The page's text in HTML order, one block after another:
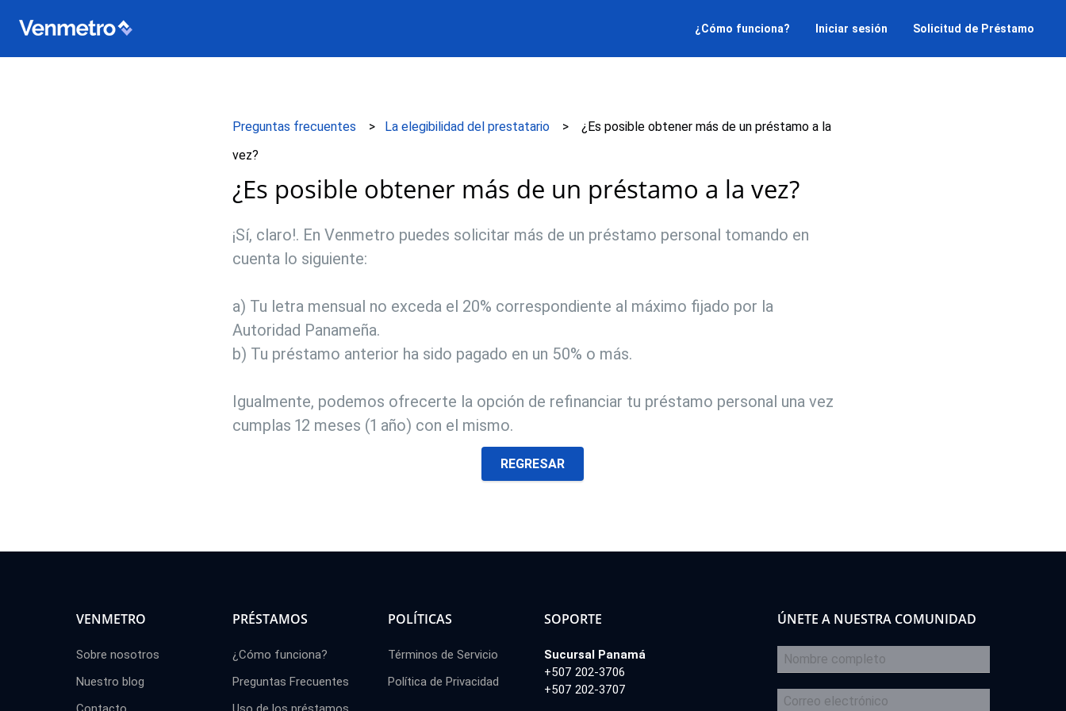
¿Cómo funciona? Iniciar sesión Solicitud de Préstamo
Preguntas frecuentes La elegibilidad del prestatario
¿Es posible obtener más de un préstamo a la
vez?
¿Es posible obtener más de un préstamo a la vez?
¡Sí, claro!. En Venmetro puedes solicitar más de un préstamo personal tomando en
cuenta lo siguiente:
a) Tu letra mensual no exceda el 20% correspondiente al máximo fijado por la
Autoridad Panameña.
b) Tu préstamo anterior ha sido pagado en un 50% o más.
Igualmente, podemos ofrecerte la opción de refinanciar tu préstamo personal una vez
cumplas 12 meses (1 año) con el mismo.
REGRESAR
VENMETRO
Sobre nosotros
Nuestro blog
PRÉSTAMOS
¿Cómo funciona?
Preguntas Frecuentes
POLÍTICAS
Términos de Servicio
Política de Privacidad
SOPORTE
Sucursal Panamá
+507 202-3706
+507 202-3707
ÚNETE A NUESTRA COMUNIDAD